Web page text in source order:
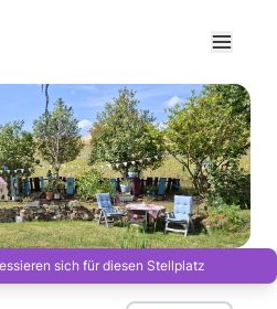
sich für diesen Stellplatz